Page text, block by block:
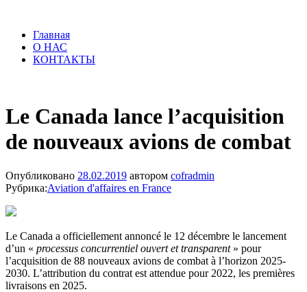
Главная
О НАС
КОНТАКТЫ
Le Canada lance l’acquisition
de nouveaux avions de combat
Опубликовано 28.02.2019 автором cofradmin
Рубрика:Aviation d'affaires en France
Le Canada a officiellement annoncé le 12 décembre le lancement
d’un « processus concurrentiel ouvert et transparent » pour
l’acquisition de 88 nouveaux avions de combat à l’horizon 2025-
2030. L’attribution du contrat est attendue pour 2022, les premières
livraisons en 2025.